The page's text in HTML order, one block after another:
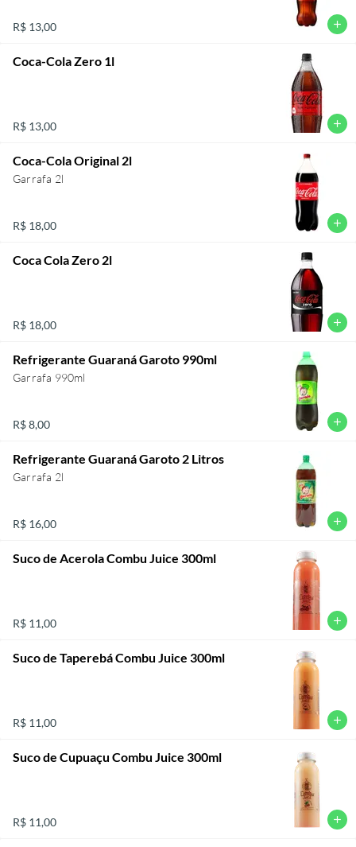
R$ 13,00 add
Coca-Cola Zero 1l
R$ 13,00 add
Coca-Cola Original 2l
Garrafa 2l
R$ 18,00 add
Coca Cola Zero 2l
R$ 18,00 add
Refrigerante Guaraná Garoto 990ml
Garrafa 990ml
R$ 8,00 add
Refrigerante Guaraná Garoto 2 Litros
Garrafa 2l
R$ 16,00 add
Suco de Acerola Combu Juice 300ml
R$ 11,00 add
Suco de Taperebá Combu Juice 300ml
R$ 11,00 add
Suco de Cupuaçu Combu Juice 300ml
R$ 11,00 add